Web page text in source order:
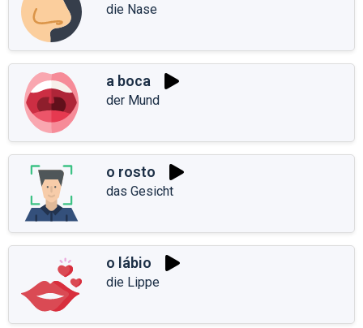
die Nase
a boca
der Mund
o rosto
das Gesicht
o lábio
die Lippe